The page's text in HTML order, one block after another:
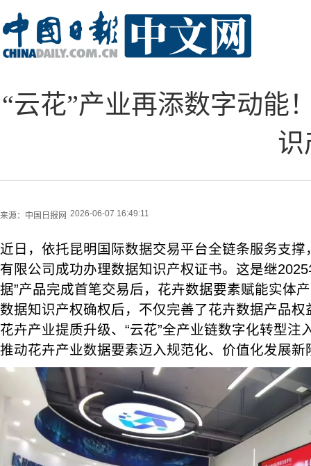
“云花”产业再添数字动能
识
来源： 中国日报网 2026-06-07 16:49:11
近日，依托昆明国际数据交易平台全链条服务支
有限公司成功办理数据知识产权证书。这是继
据”产品完成首笔交易后，花卉数据要素赋能实体
数据知识产权确权后，不仅完善了花卉数据产品
花卉产业提质升级、“云花”全产业链数字化转型注
推动花卉产业数据要素迈入规范化、价值化发展新